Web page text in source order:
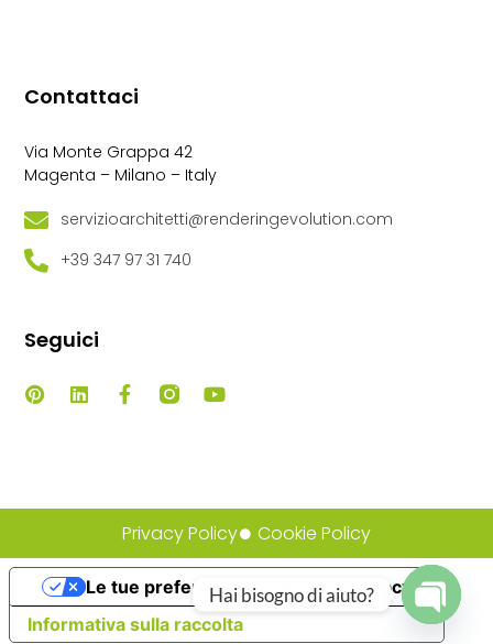
Contattaci
Via Monte Grappa 42
Magenta – Milano – Italy
servizioarchitetti@renderingevolution.com
+39 347 97 31 740
Seguici
Privacy Policy Cookie Policy
Hai bisogno di aiuto?
Open
Informativa sulla raccolta
Le tue preferenze relative alla privacy